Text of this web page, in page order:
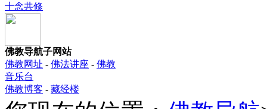
十念共修
佛教导航子网站
佛教网址 - 佛法讲座 - 佛教
音乐台
佛教博客 - 藏经楼